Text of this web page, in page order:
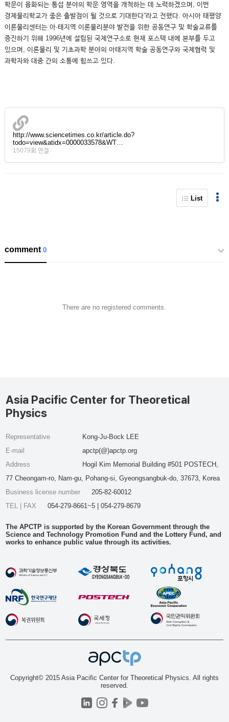
학문이 융화되는 통섭 분야의 학문 영역을 개척하는 데 노력하겠으며, 이번
경제물리학교가 좋은 출발점이 될 것으로 기대한다”라고 전했다. 아시아 태평양
이론물리센터는 아·태지역 이론물리분야 발전을 위한 공동연구 및 학술교류를
증진하기 위해 1996년에 설립된 국제연구소로 현재 포스텍 내에 본부를 두고
있으며, 이론물리 및 기초과학 분야의 아태지역 학술 공동연구와 국제협력 및
과학자와 대중 간의 소통에 힘쓰고 있다.
http://www.sciencetimes.co.kr/article.do?
todo=view&atidx=0000033578&WT…
15079회 연결
List
comment0
There are no registered comments.
Asia Pacific Center for Theoretical
Physics
Representative
Kong-Ju-Bock LEE
E-mail
apctp(@)apctp.org
Address
Hogil Kim Memorial Building #501 POSTECH,
77 Cheongam-ro, Nam-gu, Pohang-si, Gyeongsangbuk-do, 37673, Korea
Business license number
205-82-60012
TEL | FAX
054-279-8661~5 | 054-279-8679
The APCTP is supported by the Korean Government through the
Science and Technology Promotion Fund and the Lottery Fund, and
works to enhance public value through its activities.
Copyright© 2015 Asia Pacific Center for Theoretical Physics. All rights
reserved.